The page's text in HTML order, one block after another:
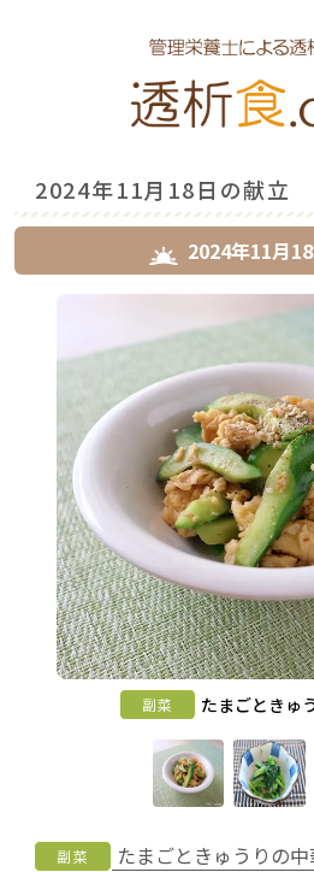
2024年11月18日の献立
2024年11月
副菜 たまごときゅ
副菜 たまごときゅうりの中